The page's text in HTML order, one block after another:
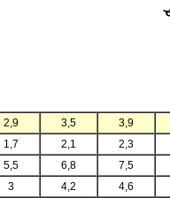
2,9 3,5
3,9
1,7 2,1
2,3
5,5 6,8
7,5
3 4,2
4,6